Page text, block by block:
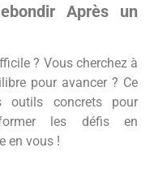
Après un
? Vous cherchez à
pour avancer ? Ce
outils concrets pour
les défis en
en vous !